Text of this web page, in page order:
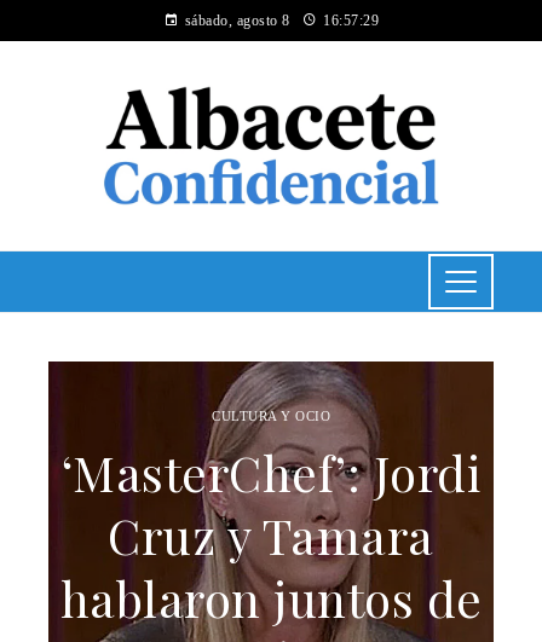
sábado, agosto 8 16:57:30
CULTURA Y OCIO
‘MasterChef’: Jordi
Cruz y Tamara
hablaron juntos de